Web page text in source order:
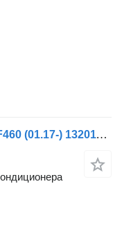
Радиатор кондиционера DAF CF460 (01.17-) 1320112 1955411 для тягача DAF CF450, CF460 (2017-)